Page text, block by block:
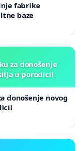
fabrike
baze
za donošenje
u porodici!
donošenje novog